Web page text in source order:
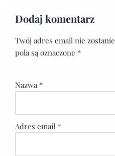
Dodaj komentarz
Twój adres email nie
pola są oznaczone *
Nazwa *
Adres email *